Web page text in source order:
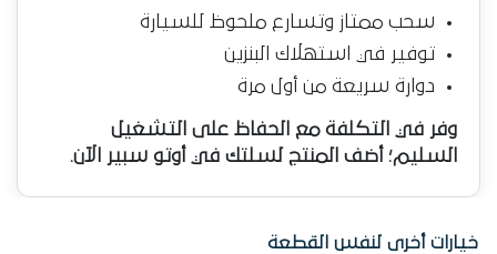
سحب ممتاز وتسارع ملحوظ للسيارة
توفير في استهلاك البنزين
دوارة سريعة من أول مرة
وفر في التكلفة مع الحفاظ على التشغيل
السليم؛ أضف المنتج لسلتك في أوتو سبير الآن.
خيارات أخرى لنفس القطعة